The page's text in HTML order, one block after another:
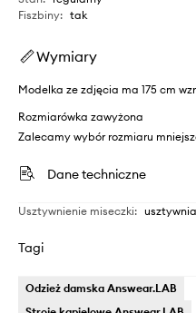
Fiszbiny: tak
Wymiary
Modelka ze zdjęcia ma 175 cm
Rozmiarówka zawyżona
Zalecamy wybór rozmiaru
Dane techniczne
Usztywnienie miseczki:
Tagi
Odzież damska Answear.LAB